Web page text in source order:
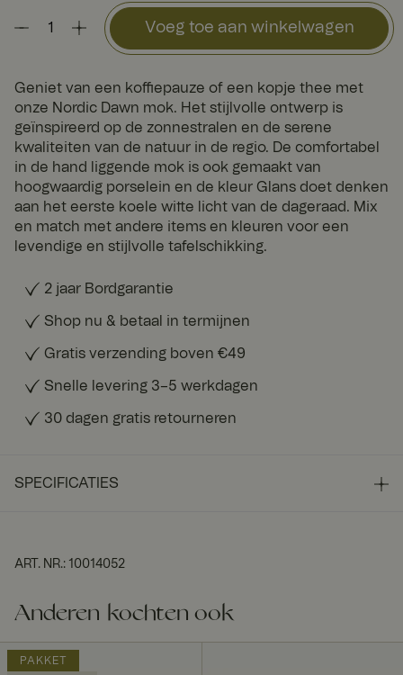
Voeg toe aan winkelwagen
Geniet van een koffiepauze of een kopje thee met
onze Nordic Dawn mok. Het stijlvolle ontwerp is
geïnspireerd op de zonnestralen en de serene
kwaliteiten van de natuur in de regio. De comfortabel
in de hand liggende mok is ook gemaakt van
hoogwaardig porselein en de kleur Glans doet denken
aan het eerste koele witte licht van de dageraad. Mix
en match met andere items en kleuren voor een
levendige en stijlvolle tafelschikking.
2 jaar Bordgarantie
Shop nu & betaal in termijnen
Gratis verzending boven €49
Snelle levering 3–5 werkdagen
30 dagen gratis retourneren
SPECIFICATIES
ART. NR.: 10014052
Anderen kochten ook
PAKKET